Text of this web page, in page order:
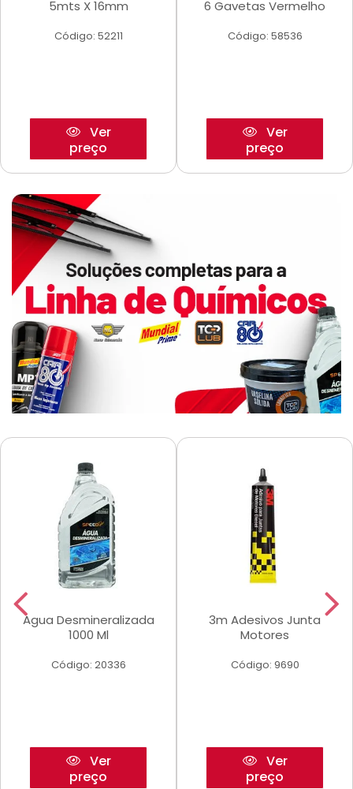
5mts X 16mm
Código: 52211
Ver
preço
6 Gavetas Vermelho
Código: 58536
Ver
preço
Agua Desmineralizada
1000 Ml
Código: 20336
Ver
preço
3m Adesivos Junta
Motores
Código: 9690
Ver
preço